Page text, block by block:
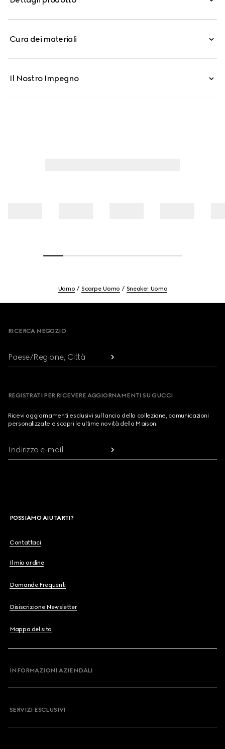
linguetta.
Cura dei materiali
Il Nostro Impegno
Uomo Scarpe Uomo Sneaker Uomo
RICERCA NEGOZIO
Paese/Regione, Città
REGISTRATI PER RICEVERE AGGIORNAMENTI SU GUCCI
Ricevi aggiornamenti esclusivi sul lancio della collezione, comunicazioni
personalizzate e scopri le ultime novità della Maison.
Indirizzo e-mail
POSSIAMO AIUTARTI?
Contattaci
Il mio ordine
Domande Frequenti
Disiscrizione Newsletter
Mappa del sito
INFORMAZIONI AZIENDALI
SERVIZI ESCLUSIVI